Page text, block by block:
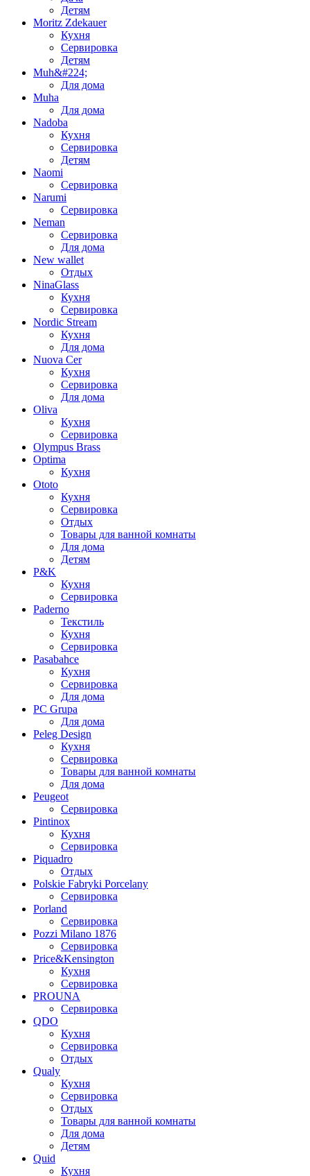
Детям
Moritz Zdekauer
Кухня
Сервировка
Детям
Muh&#224;
Для дома
Muha
Для дома
Nadoba
Кухня
Сервировка
Детям
Naomi
Сервировка
Narumi
Сервировка
Neman
Сервировка
Для дома
New wallet
Отдых
NinaGlass
Кухня
Сервировка
Nordic Stream
Кухня
Для дома
Nuova Cer
Кухня
Сервировка
Для дома
Oliva
Кухня
Сервировка
Olympus Brass
Optima
Кухня
Ototo
Кухня
Сервировка
Отдых
Товары для ванной комнаты
Для дома
Детям
P&K
Кухня
Сервировка
Paderno
Текстиль
Кухня
Сервировка
Pasabahce
Кухня
Сервировка
Для дома
PC Grupa
Для дома
Peleg Design
Кухня
Сервировка
Товары для ванной комнаты
Для дома
Peugeot
Сервировка
Pintinox
Кухня
Сервировка
Piquadro
Отдых
Polskie Fabryki Porcelany
Сервировка
Porland
Сервировка
Pozzi Milano 1876
Сервировка
Price&Kensington
Кухня
Сервировка
PROUNA
Сервировка
QDO
Кухня
Сервировка
Отдых
Qualy
Кухня
Сервировка
Отдых
Товары для ванной комнаты
Для дома
Детям
Quid
Кухня